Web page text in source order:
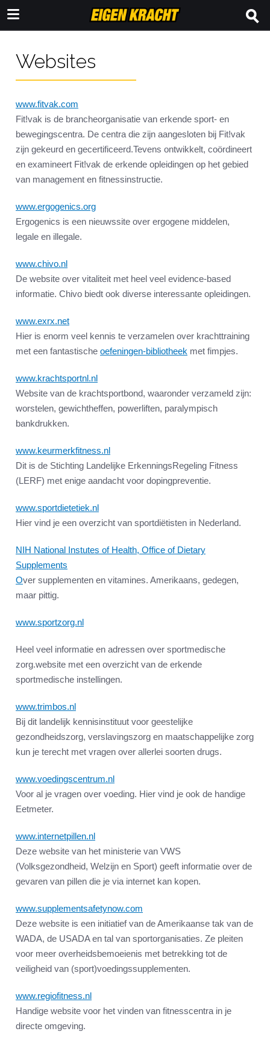
Websites
www.fitvak.com
Fit!vak is de brancheorganisatie van erkende sport- en
bewegingscentra. De centra die zijn aangesloten bij Fit!vak
zijn gekeurd en gecertificeerd.Tevens ontwikkelt, coördineert
en examineert Fit!vak de erkende opleidingen op het gebied
van management en fitnessinstructie.
www.ergogenics.org
Ergogenics is een nieuwssite over ergogene middelen,
legale en illegale.
www.chivo.nl
De website over vitaliteit met heel veel evidence-based
informatie. Chivo biedt ook diverse interessante opleidingen.
www.exrx.net
Hier is enorm veel kennis te verzamelen over krachttraining
met een fantastische oefeningen-bibliotheek met fimpjes.
www.krachtsportnl.nl
Website van de krachtsportbond, waaronder verzameld zijn:
worstelen, gewichtheffen, powerliften, paralympisch
bankdrukken.
www.keurmerkfitness.nl
Dit is de Stichting Landelijke ErkenningsRegeling Fitness
(LERF) met enige aandacht voor dopingpreventie.
www.sportdietetiek.nl
Hier vind je een overzicht van sportdiëtisten in Nederland.
NIH National Instutes of Health, Office of Dietary
Supplements
Over supplementen en vitamines. Amerikaans, gedegen,
maar pittig.
www.sportzorg.nl
Heel veel informatie en adressen over sportmedische
zorg.website met een overzicht van de erkende
sportmedische instellingen.
www.trimbos.nl
Bij dit landelijk kennisinstituut voor geestelijke
gezondheidszorg, verslavingszorg en maatschappelijke zorg
kun je terecht met vragen over allerlei soorten drugs.
www.voedingscentrum.nl
Voor al je vragen over voeding. Hier vind je ook de handige
Eetmeter.
www.internetpillen.nl
Deze website van het ministerie van VWS
(Volksgezondheid, Welzijn en Sport) geeft informatie over de
gevaren van pillen die je via internet kan kopen.
www.supplementsafetynow.com
Deze website is een initiatief van de Amerikaanse tak van de
WADA, de USADA en tal van sportorganisaties. Ze pleiten
voor meer overheidsbemoeienis met betrekking tot de
veiligheid van (sport)voedingssupplementen.
www.regiofitness.nl
Handige website voor het vinden van fitnesscentra in je
directe omgeving.